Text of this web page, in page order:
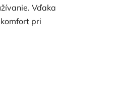
Vďaka
pri